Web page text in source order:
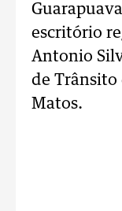
escritório
Antonio
de Trânsito
Matos.